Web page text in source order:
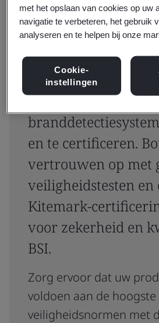
Zorg voor
en te certificeren.
vertrouwen op met
veiligheidstesten en
Kitemark-
voor zekerheid en
BSI.
Zorg ervoor dat uw
voldoen aan de hoogste
veiligheidsnormen met
met het opslaan van cookies op uw
navigatie te verbeteren, het gebruik
analyseren en te helpen bij onze
Cookie-
instellingen